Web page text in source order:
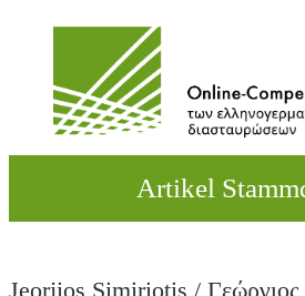
Artikel
Jeorjios Simiriotis /